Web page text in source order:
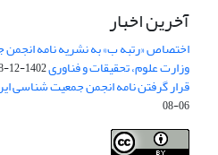
آخرین اخبار
اختصاص «رتبه ب» به نشریه نامه انجمن
وزارت علوم، تحقیقات و فناوری1402-12-08
قرار گرفتن نامه انجمن جمعیت شناسی
06-08